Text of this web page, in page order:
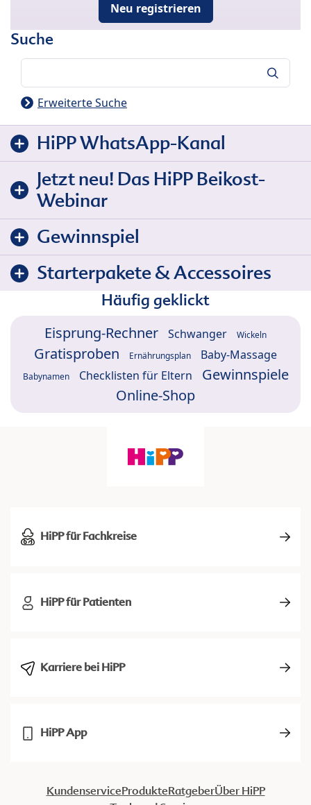
Neu registrieren
Suche
Erweiterte Suche
HiPP WhatsApp-Kanal
Jetzt neu! Das HiPP Beikost-
Webinar
Gewinnspiel
Starterpakete & Accessoires
Häufig geklickt
Eisprung-Rechner Schwanger Wickeln
Gratisproben Ernährungsplan Baby-Massage
Babynamen Checklisten für Eltern
Gewinnspiele
Online-Shop
HiPP für Fachkreise
HiPP für Patienten
Karriere bei HiPP
HiPP App
KundenserviceProdukteRatgeberÜber HiPP